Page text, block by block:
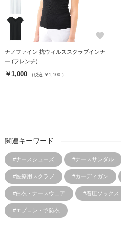
favorite
ナノファイン 抗ウィルススクラブインナ
ー (フレンチ)
￥1,000 （税込 ￥1,100 ）
関連キーワード
#ナースシューズ #ナースサンダル
#医療用スクラブ #カーディガン
#白衣・ナースウェア #着圧ソックス
#エプロン・予防衣